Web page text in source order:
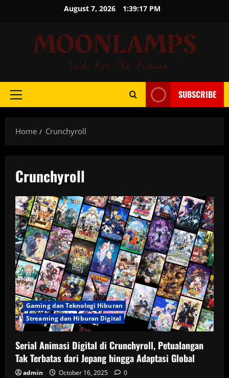
August 7, 2026 1:39:17 PM
Primary
SUBSCRIBE
Home Crunchyroll
Crunchyroll
Gaming dan Teknologi Hiburan
Streaming dan Hiburan Digital
Serial Animasi Digital di Crunchyroll, Petualangan
Tak Terbatas dari Jepang hingga Adaptasi Global
admin October 16, 2025 0